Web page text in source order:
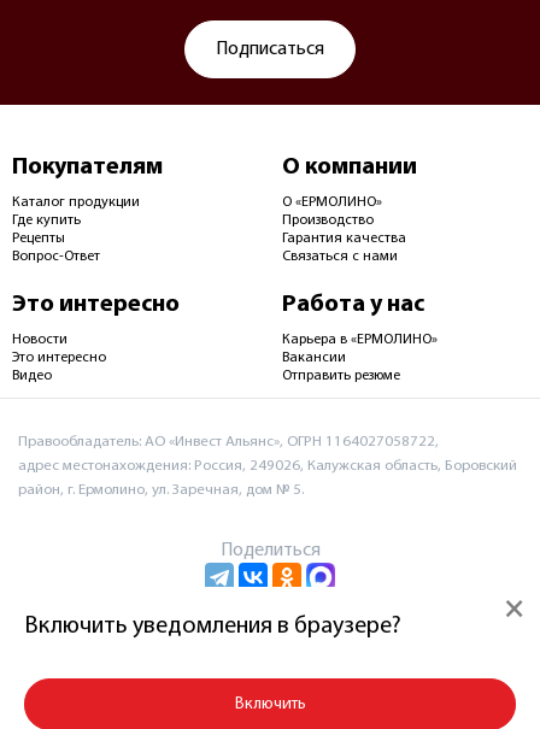
Подписаться
Покупателям
Каталог продукции
Где купить
Рецепты
Вопрос-Ответ
О компании
О «ЕРМОЛИНО»
Производство
Гарантия качества
Связаться с нами
Это интересно
Новости
Это интересно
Видео
Работа у нас
Карьера в «ЕРМОЛИНО»
Вакансии
Отправить резюме
Правообладатель: АО «Инвест Альянс», ОГРН 1164027058722,
адрес местонахождения: Россия, 249026, Калужская область, Боровский
район, г. Ермолино, ул. Заречная, дом № 5.
Поделиться
Пользовательское соглашение и политика
×
Включить уведомления в браузере?
Включить